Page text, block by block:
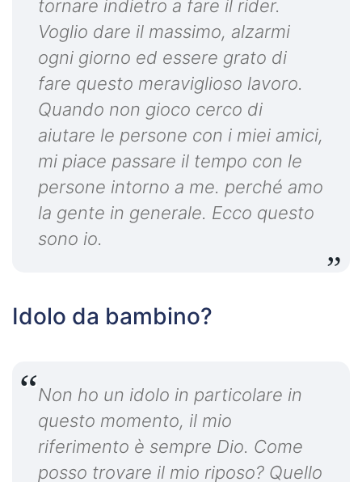
tornare indietro a fare il rider.
Voglio dare il massimo, alzarmi
ogni giorno ed essere grato di
fare questo meraviglioso lavoro.
Quando non gioco cerco di
aiutare le persone con i miei amici,
mi piace passare il tempo con le
persone intorno a me. perché amo
la gente in generale. Ecco questo
sono io.
Idolo da bambino?
Non ho un idolo in particolare in
questo momento, il mio
riferimento è sempre Dio. Come
posso trovare il mio riposo? Quello